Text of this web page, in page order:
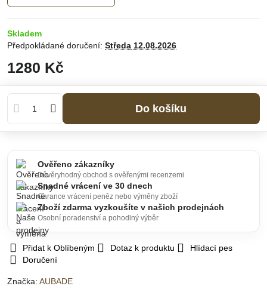
Skladem
Předpokládané doručení: Středa 12.08.2026
1280 Kč
Do košíku
Přidat k Oblíbeným Dotaz k produktu
Hlídací pes
Doručení
Značka: AUBADE
Ověřeno zákazníky
Důvěryhodný obchod s ověřenými recenzemi
Snadné vrácení ve 30 dnech
Garance vrácení peněz nebo výměny zboží
Zboží zdarma vyzkoušíte v našich prodejnách
Osobní poradenství a pohodlný výběr